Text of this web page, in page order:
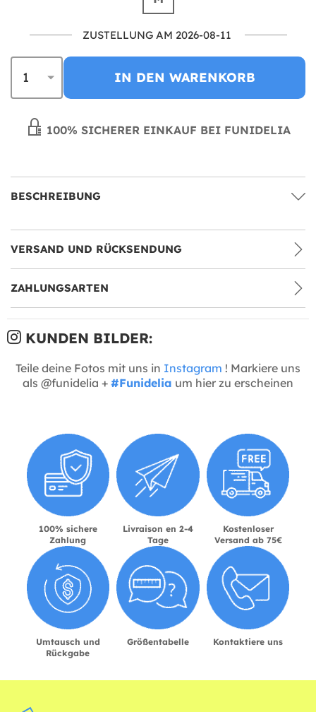
ZUSTELLUNG AM 2026-08-11
IN DEN WARENKORB
100% SICHERER EINKAUF BEI FUNIDELIA
BESCHREIBUNG
VERSAND UND RÜCKSENDUNG
ZAHLUNGSARTEN
KUNDEN BILDER:
Teile deine Fotos mit uns in Instagram ! Markiere uns
als @funidelia + #Funidelia um hier zu erscheinen
100% sichere
Zahlung
Livraison en 2-4
Tage
Kostenloser
Versand ab 75€
Umtausch und
Rückgabe
Größentabelle Kontaktiere uns